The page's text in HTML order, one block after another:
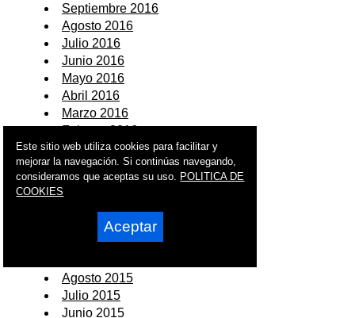
Septiembre 2016
Agosto 2016
Julio 2016
Junio 2016
Mayo 2016
Abril 2016
Marzo 2016
Febrero 2016
Enero 2016
2015
Noviembre 2015
Octubre 2015
Agosto 2015
Julio 2015
Junio 2015
Este sitio web utiliza cookies para facilitar y
mejorar la navegación. Si continúas navegando,
consideramos que aceptas su uso. POLITICA DE
COOKIES
Aceptar